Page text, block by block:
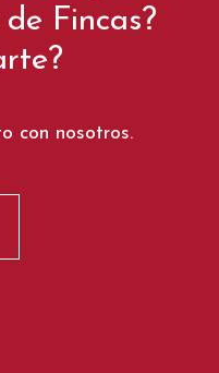
Fincas?
con nosotros.